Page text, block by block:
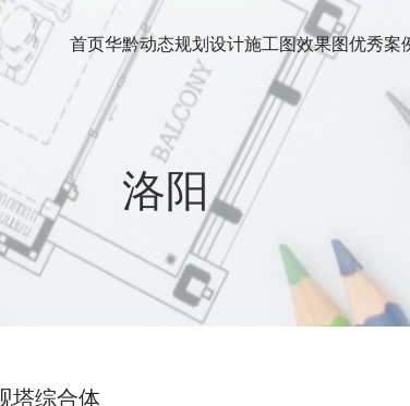
首页华黔动态规划设计施工图效果图优秀案
洛阳
塔综合体